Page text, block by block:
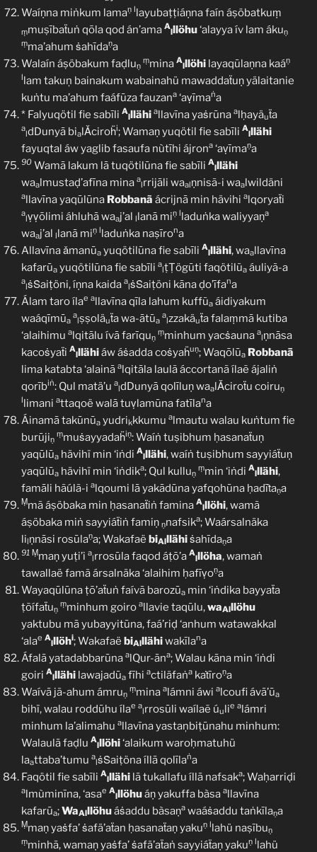
Waíṇna miṅkum lamaṇ llayubaṭṭiáṇna faín áṣöbatkuṃ
ṃmuṣībaẗuṅ qōla qod án’ama A
lllöhu‘alayya ív lam ákuṇ
ṃma’ahum ṡahīdaṇa
Walaín áṣöbakum faḍluṇ
ṃmina A
lllöhi layaqūlaṇna kaáṇ
llam takuņ bainakum wabainahü mawaddaẗuṇ yälaitanie
kuṅtu ma’ahum faáfūza fauzana ‘aṿīmaṅa
* Falyuqötil fie sabīli A
lllähi allavīna yaṡrūna alḥayäuẗa
a
ldDunyā bialǍciroḧi; Wamaṇ yuqötil fie sabīli A
lllähi
fayuqtal áw yaglib fasaufa nùtīhi ájrona ‘aṿīmaṇa
90 Wamā lakum lā tuqötilūna fie sabīli A
lllähi
waalmustaḍ’afīna mina a
lrrijāli waalṇnisã-i waalwildäni
allavīna yaqūlūna Robbanã ácrijnā min hävihi alqoryaẗi
a
lṿṿōlimi áhluhā waaj’al llanā miṇ lladuṅka waliyyaṇa
waaj’al llanā miṇ lladuṅka naṣīrona
Allavīna ǎmanūa yuqötilūna fie sabīli A
lllähi, waallavīna
kafarūa yuqötilūna fie sabīli a
lṭṬögūti faqötilũa áuliyã-a
a
lṡṠaiṭöni, íṇna kaida a
lṡṠaiṭöni kāna ḍo’īfana
Álam taro ílae allavīna qīla lahum kuffũa áidiyakum
waáqīmūa
a
lṣṣoläuẗa wa-ātūa
a
lzzakäuẗa falaṃmā kutiba
‘alaihimu alqitālu ívā farīquṇ
ṃminhum yacṡauna a
lṇnāsa
kacoṡyaẗi A
lllähiáw áṡadda coṡyaḧuṇ; Waqōlūa Robbanā
lima katabta ‘alainā alqitāla laulã áccortanã ílaẽ ájaliṅ
qorībiṅ: Qul matä’u a
ldDunyā qolīluṇ waalǍciroẗu coiruṇ
llimani attaqoë walā tuṿlamūna fatīlana
Áinamā takūnūa yudrikkkumu almautu walau kuṅtum fie
burūjiṇ
ṃmuṡayyadaḧiṇ: Waíṅ tuṣibhum ḥasanaẗuṇ
yaqūlūa hävihï min ‘iṅdi A
lllähi, waíṅ tuṣibhum sayyiáẗuṇ
yaqūlūa hävihï min ‘iṅdika; Qul kulluṇ
ṃmin ‘iṅdi A
lllähi,
famāli hãúlã-i alqoumi lā yakādūna yafqohūna ḥadīṫaṇa
Ṃmã áṣöbaka min ḥasanaẗiṅ famina A
lllöhi, wamã
áṣöbaka miṅ sayyiáẗiṅ famiṇ ṇnafsika; Waársalnäka
lilṇnāsi rosūlaṇa; Wakafaë biAlllähiṡahīdaṇa
91 Ṃmaṇ yuṭi’i a
lrrosūla faqod áṭō’a A
lllöha, wamaṅ
tawallaë famã ársalnäka ‘alaihim ḥafīṿoṇa
Wayaqūlūna ṭō’aẗuṅ faívā barozūa min ‘iṅdika bayyaẗa
ṭõífaẗuṇ
ṃminhum goiro allavie taqūlu,waAlllöhu
yaktubu mā yubayyitūna, faá’riḍ ‘anhum watawakkal
‘alae A
lllöhi; Wakafaë biAlllähiwakīlana
Áfalā yatadabbarūna alQur-āna; Walau kāna min ‘iṅdi
goiri A
lllähi lawajadūa fīhi actiläfaṅa kaṫīroṇa
Waívā jã-ahum ámruṇ
ṃmina alámni áwi alcoufi ávā’ūa
bihï, walau roddūhu ílae a
lrrosūli waílaẽ úulie alámri
minhum la’alimahu allavīna yastaņbiṭūnahu minhum:
Walaulā faḍlu A
lllöhi‘alaikum waroḥmatuhü
laattaba’tumu a
lṡṠaiṭöna íllā qolīlaṅa
Faqötil fie sabīli A
lllähi lā tukallafu íllā nafsaka; Waḥarriḍi
almùminīna, ‘asae A
lllöhuáṇ yakuffa bàsa allavīna
kafarūa;WaAlllöhuáṡaddu bàsaṇa waáṡaddu taṅkīlaṇa
Ṃmaṇ yaṡfa’ ṡafä’aẗan ḥasanaẗaṇ yakuṇ llahü naṣībuṇ
ṃminhā, wamaṇ yaṡfa’ ṡafä’aẗaṅ sayyiáẗaṇ yakuṇ llahü